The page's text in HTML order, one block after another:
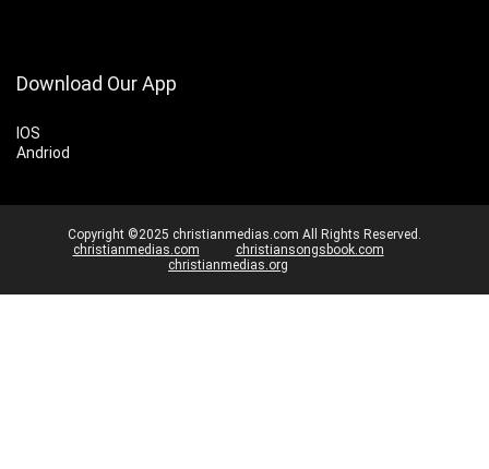
Download Our App
IOS
Andriod
Copyright ©2025 christianmedias.com All Rights Reserved.
christianmedias.com
christiansongsbook.com
christianmedias.org